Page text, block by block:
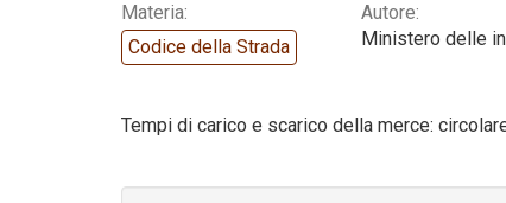
Materia:
Codice della Strada
Autore:
Ministero delle
Tempi di carico e scarico della merce: